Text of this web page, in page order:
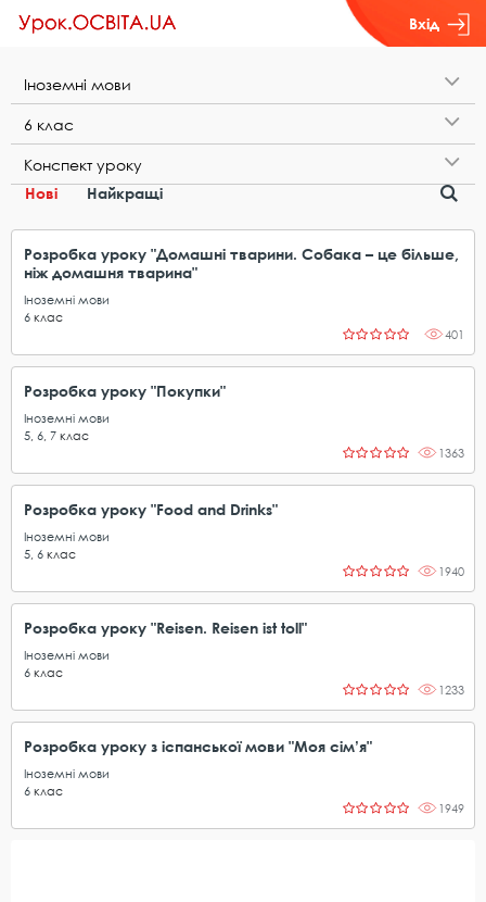
Вхід
І​н​о​з​е​м​н​і​ ​м​о​в​и
6​ ​к​л​а​с
К​о​н​с​п​е​к​т​ ​у​р​о​к​у
Нові
Найкращі
Розробка уроку "Домашні тварини. Собака – це більше,
ніж домашня тварина"
Іноземні мови
6 клас
401
Розробка уроку "Покупки"
Іноземні мови
5 6 7 клас
1363
Розробка уроку "Food and Drinks"
Іноземні мови
5 6 клас
1940
Розробка уроку "Reisen. Reisen ist toll"
Іноземні мови
6 клас
1233
Розробка уроку з іспанської мови "Моя сім’я"
Іноземні мови
6 клас
1949